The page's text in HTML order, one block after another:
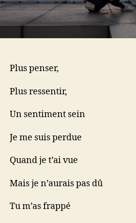
Plus penser,
Plus ressentir,
Un sentiment sein
Je me suis perdue
Quand je t’ai vue
Mais je n’aurais pas dû
Tu m’as frappé